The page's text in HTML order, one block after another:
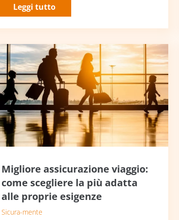
Leggi tutto
Migliore assicurazione viaggio:
come scegliere la più adatta
alle proprie esigenze
Sicura-mente